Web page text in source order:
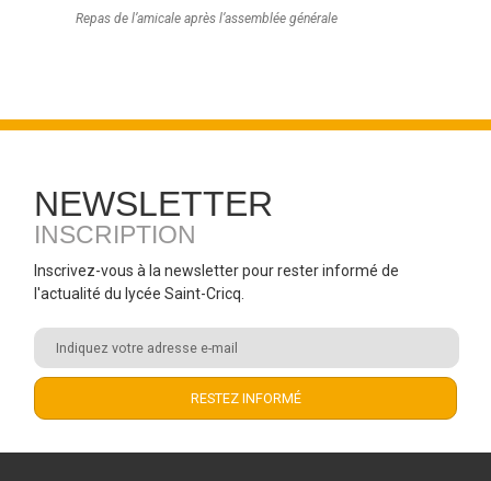
Repas de l’amicale après l’assemblée générale
NEWSLETTER
INSCRIPTION
Inscrivez-vous à la newsletter pour rester informé de
l'actualité du lycée Saint-Cricq.